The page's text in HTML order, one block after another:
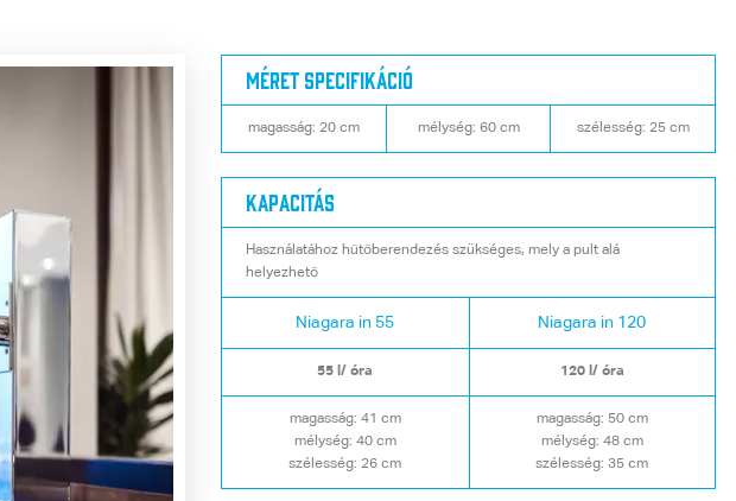
Méret specifikáció
magasság: 20 cm mélység: 60 cm szélesség: 25 cm
Kapacitás
Használatához hűtőberendezés szükséges, mely a pult alá
helyezhető
Niagara in 55
55 l/ óra
magasság: 41 cm
mélység: 40 cm
szélesség: 26 cm
Niagara in 120
120 l/ óra
magasság: 50 cm
mélység: 48 cm
szélesség: 35 cm